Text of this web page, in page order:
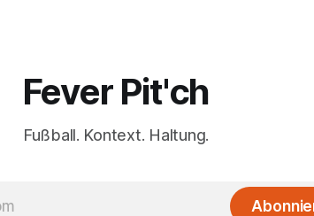
Fever Pit'ch
Fußball. Kontext. Haltung.